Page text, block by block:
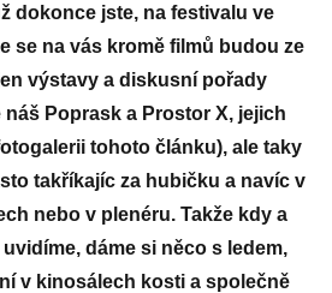
dokonce jste, na festivalu ve
se na vás kromě filmů budou ze
výstavy a diskusní pořady
Poprask a Prostor X, jejich
tohoto článku), ale taky
takříkajíc za hubičku a navíc v
nebo v plenéru. Takže kdy a
dáme si něco s ledem,
v kinosálech kosti a společně